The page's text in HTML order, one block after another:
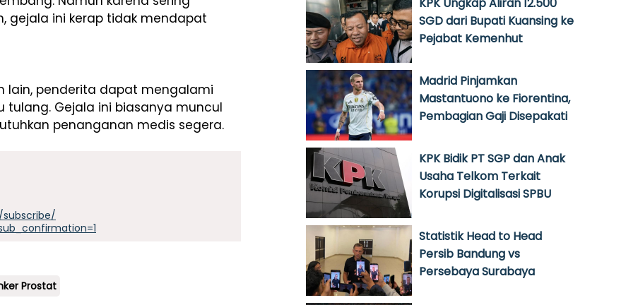
gejala ini kerap tidak mendapat
lain, penderita dapat mengalami
Gejala ini biasanya muncul
penanganan medis segera.
Prostat
SGD dari Bupati Kuansing ke
Pejabat Kemenhut
Madrid Pinjamkan
Mastantuono ke Fiorentina,
Pembagian Gaji Disepakati
KPK Bidik PT SGP dan Anak
Usaha Telkom Terkait
Korupsi Digitalisasi SPBU
Statistik Head to Head
Persib Bandung vs
Persebaya Surabaya